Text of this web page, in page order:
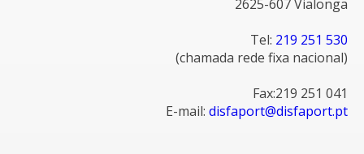
2625-607 Vialonga
Tel: 219 251 530
(chamada rede fixa nacional)
Fax:219 251 041
E-mail: disfaport@disfaport.pt